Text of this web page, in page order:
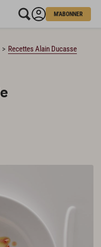
M'ABONNER
Recettes Alain Ducasse